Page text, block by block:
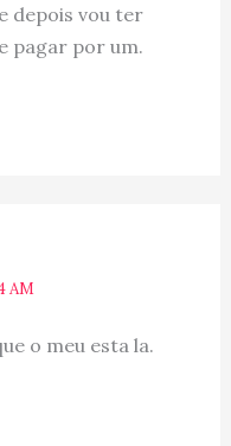
depois vou ter
pagar por um.
AM
o meu esta la.